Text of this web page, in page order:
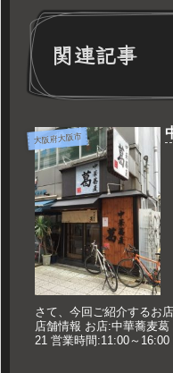
関連記事
大阪府大阪市
さて、今回ご紹介するお
店舗情報 お店:中華蕎麦
21 営業時間:11:00～